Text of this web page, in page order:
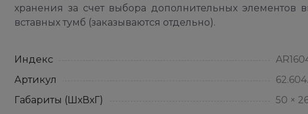
хранения за счет выбора дополнительных элементов
вставных тумб (заказываются отдельно).
Индекс
Артикул
Габариты (ШхВхГ)
50 ×